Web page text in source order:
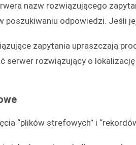
nazw rozwiązującego
poszukiwaniu odpowiedzi. Jeśli
zapytania upraszczają
serwer rozwiązujący o
“plików strefowych” i